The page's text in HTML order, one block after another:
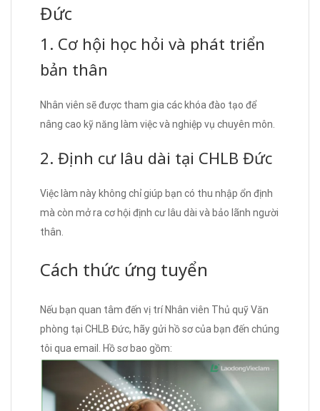
Đức
1. Cơ hội học hỏi và phát triển
bản thân
Nhân viên sẽ được tham gia các khóa đào tạo để
nâng cao kỹ năng làm việc và nghiệp vụ chuyên môn.
2. Định cư lâu dài tại CHLB Đức
Việc làm này không chỉ giúp bạn có thu nhập ổn định
mà còn mở ra cơ hội định cư lâu dài và bảo lãnh người
thân.
Cách thức ứng tuyển
Nếu bạn quan tâm đến vị trí Nhân viên Thủ quỹ Văn
phòng tại CHLB Đức, hãy gửi hồ sơ của bạn đến chúng
tôi qua email. Hồ sơ bao gồm: